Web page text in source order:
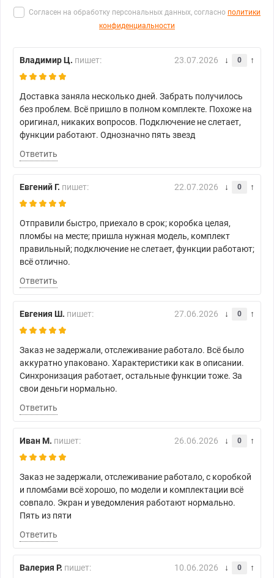
Согласен на обработку персональных данных, согласно политики
конфиденциальности
Владимир Ц. пишет: 23.07.2026 0
Доставка заняла несколько дней. Забрать получилось
без проблем. Всё пришло в полном комплекте. Похоже на
оригинал, никаких вопросов. Подключение не слетает,
функции работают. Однозначно пять звезд
Ответить
Евгений Г. пишет: 22.07.2026 0
Отправили быстро, приехало в срок; коробка целая,
пломбы на месте; пришла нужная модель, комплект
правильный; подключение не слетает, функции работают;
всё отлично.
Ответить
Евгения Ш. пишет: 27.06.2026 0
Заказ не задержали, отслеживание работало. Всё было
аккуратно упаковано. Характеристики как в описании.
Синхронизация работает, остальные функции тоже. За
свои деньги нормально.
Ответить
Иван М. пишет: 26.06.2026 0
Заказ не задержали, отслеживание работало, с коробкой
и пломбами всё хорошо, по модели и комплектации всё
совпало. Экран и уведомления работают нормально.
Пять из пяти
Ответить
Валерия Р. пишет: 10.06.2026 0